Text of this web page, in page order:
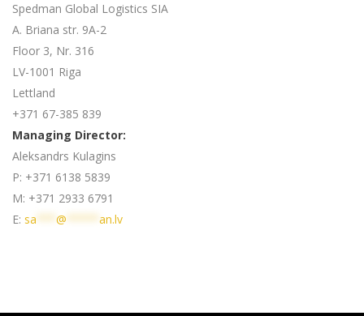
Spedman Global Logistics SIA
A. Briana str. 9A-2
Floor 3, Nr. 316
LV-1001 Riga
Lettland
+371 67-385 839
Managing Director:
Aleksandrs Kulagins
P: +371 6138 5839
M: +371 2933 6791
E: sa @ an.lv